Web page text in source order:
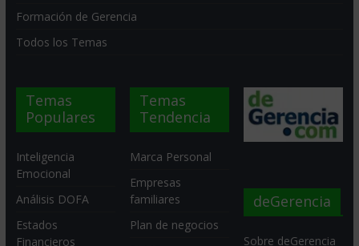
Formación de Gerencia
Todos los Temas
Temas
Populares
Inteligencia
Emocional
Análisis DOFA
Estados
Financieros
Temas
Tendencia
Marca Personal
Empresas
familiares
Plan de negocios
deGerencia
Sobre deGerencia